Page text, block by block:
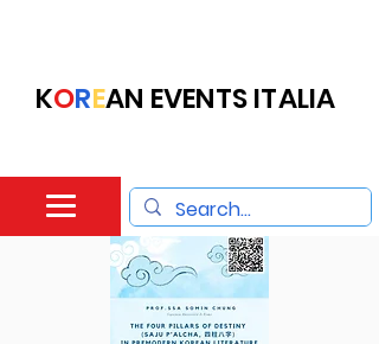
KOREAN EVENTS ITALIA